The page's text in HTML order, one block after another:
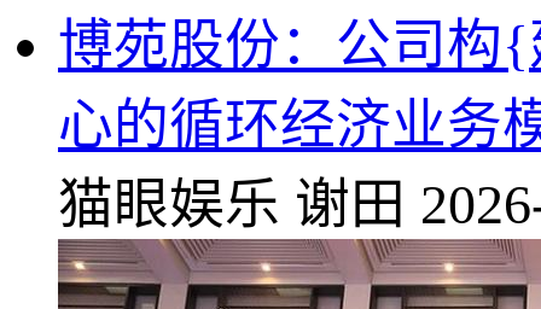
博苑股份：公司构
心的循环经济业务
猫眼娱乐 谢田